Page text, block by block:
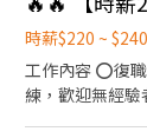
時薪$220 ~ $240
工作內容 ⭕復職同仁大歡迎 離職未滿三個月者享有: ▪年資累計 ▪體檢費用補助 ▪薪資照舊計算 ⭕工作簡單彈性 ▪職前教育訓
練，歡迎無經驗